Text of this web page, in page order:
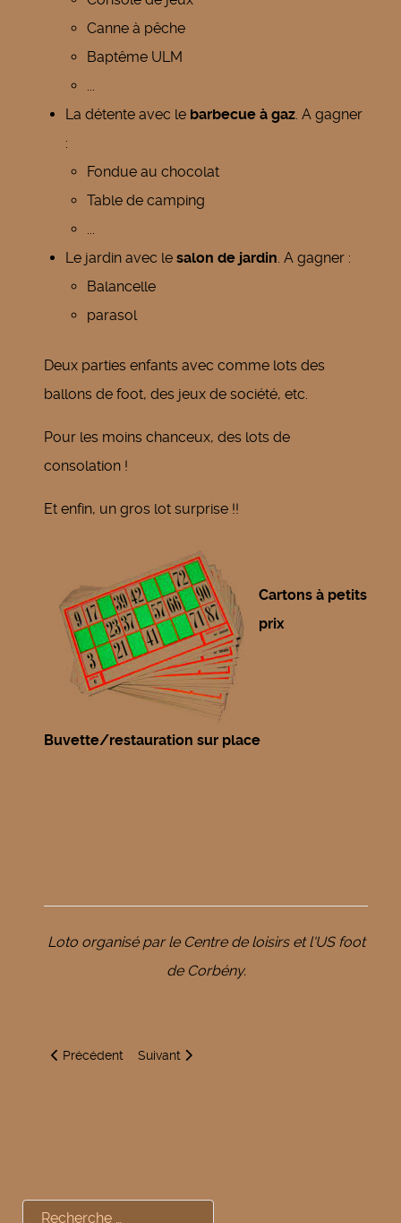
Canne à pêche
Baptême ULM
...
La détente avec le barbecue à gaz. A gagner
:
Fondue au chocolat
Table de camping
...
Le jardin avec le salon de jardin. A gagner :
Balancelle
parasol
Deux parties enfants avec comme lots des
ballons de foot, des jeux de société, etc.
Pour les moins chanceux, des lots de
consolation !
Et enfin, un gros lot surprise !!
Cartons à petits
prix
Buvette/restauration sur place
Loto organisé par le Centre de loisirs et l'US foot
de Corbény.
Article précédent : Foire de printemps et vide-greniers
Précédent Article suivant : Repas dansant sur
Suivant
Rechercher